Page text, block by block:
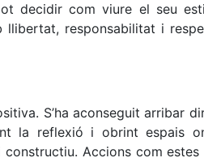
decidir com viure el seu
responsabilitat i
S’ha aconseguit arribar
la reflexió i obrint espais
Accions com estes